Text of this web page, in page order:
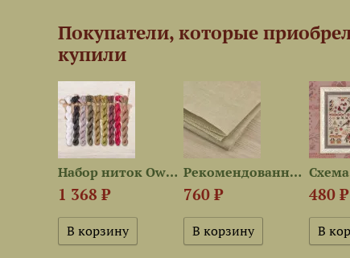
Покупатели, которые
купили
Набор ниток OwlForest для...
1 368 ₽
Рекомендованная ткань для...
760 ₽ 480 ₽